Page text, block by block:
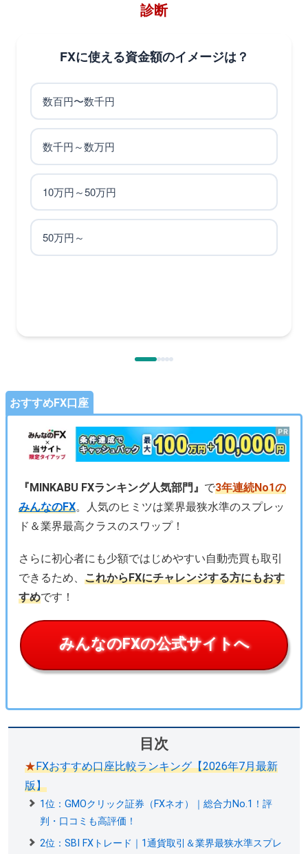
診断
FXに使える資金額のイメージは？
数百円〜数千円
数千円～数万円
10万円～50万円
50万円～
おすすめFX口座
『MINKABU FXランキング人気部門』 で3年連続No1の
みんなのFX。人気のヒミツは業界最狭水準のスプレッ
ド＆業界最高クラスのスワップ！
さらに初心者にも少額ではじめやすい自動売買も取引
できるため、 これからFXにチャレンジする方にもおす
すめです！
みんなのFXの公式サイトへ
目次
★FXおすすめ口座比較ランキング【2026年7月最新
版】
1位：GMOクリック証券（FXネオ）｜総合力No.1！評
判・口コミも高評価！
2位：SBI FXトレード｜1通貨取引＆業界最狭水準スプレ